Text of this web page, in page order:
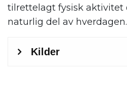
tilrettelagt fysisk
naturlig del av hverdagen.